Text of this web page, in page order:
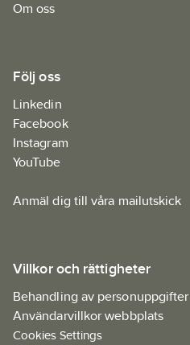
Om oss
Följ oss
Linkedin
Facebook
Instagram
YouTube
Anmäl dig till våra mailutskick
Villkor och rättigheter
Behandling av personuppgifter
Användarvillkor webbplats
Cookies Settings